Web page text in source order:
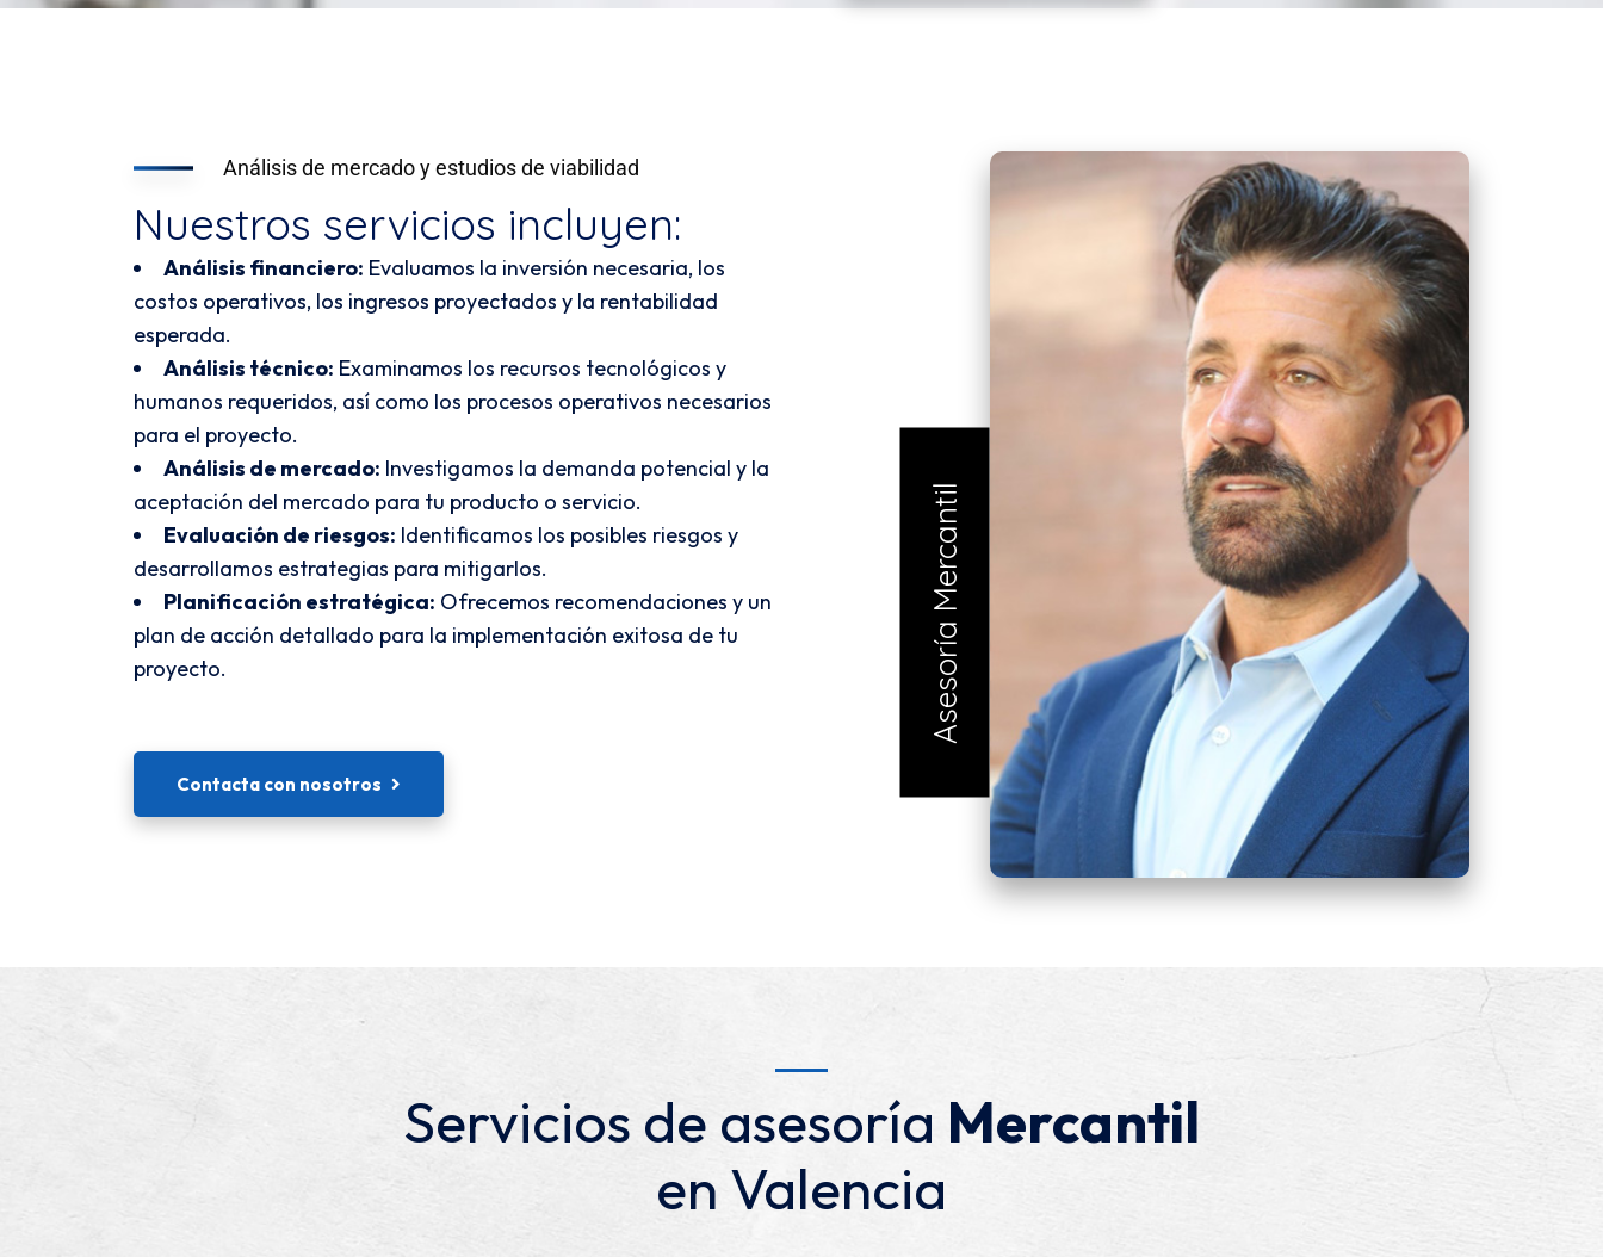
Análisis de mercado y estudios de viabilidad
Nuestros servicios incluyen:
Análisis financiero: Evaluamos la inversión necesaria, los
costos operativos, los ingresos proyectados y la rentabilidad
esperada.
Análisis técnico: Examinamos los recursos tecnológicos y
humanos requeridos, así como los procesos operativos necesarios
para el proyecto.
Análisis de mercado: Investigamos la demanda potencial y la
aceptación del mercado para tu producto o servicio.
Evaluación de riesgos: Identificamos los posibles riesgos y
desarrollamos estrategias para mitigarlos.
Planificación estratégica: Ofrecemos recomendaciones y un
plan de acción detallado para la implementación exitosa de tu
proyecto.
Contacta con nosotros
Asesoría Mercantil
Servicios de asesoría Mercantil
en Valencia